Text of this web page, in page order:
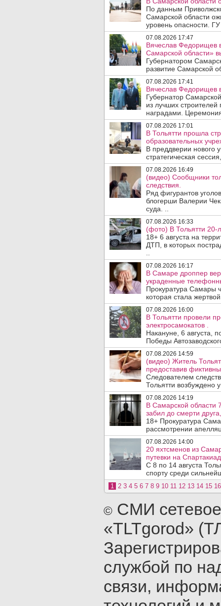
По данным
Самарской области
уровень опасности.
07.08.2026 17:47
Вячеслав Федорищев
Самарской области»
Губернатором
развитие Самарской
07.08.2026 17:41
Вячеслав Федорищев
Губернатор
из лучших
наградами.
07.08.2026 17:01
В Тольятти прошла
образовательных
В преддверии нового
стратегическая
07.08.2026 16:49
(видео) Сообщники
следствия.
Ряд фигурантов
блогерши Валерии
суда. ..
07.08.2026 16:33
(фото) В Тольятти 20-
18+ 6 августа на
ДТП, в которых
07.08.2026 16:17
В Самаре дроппер
украденные
Прокуратура Самары
которая стала
07.08.2026 16:00
В Тольятти провели
электросамокатов .
Накануне, 6 августа,
Победы
07.08.2026 14:59
(видео) Житель
предоставив
Следователем
Тольятти возбуждено
07.08.2026 14:19
В Самарской области
забил до смерти
18+ Прокуратура
рассмотрении
07.08.2026 14:00
20 яхтсменов из
путевки на
С 8 по 14 августа
спорту среди
1 2 3 4 5 6 7 8 9 10 11 12 13 14 15 16
© СМИ
«TLTgorod»
службой по
связи,